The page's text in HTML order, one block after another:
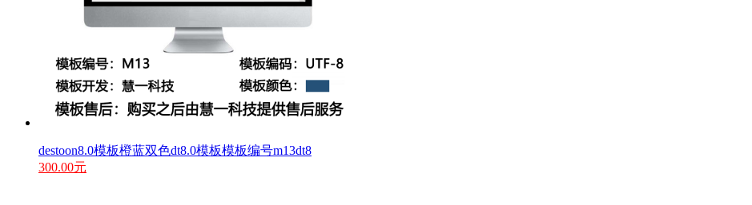
destoon8.0模板橙蓝双色dt8.0模板模板编号m13dt8
300.00元